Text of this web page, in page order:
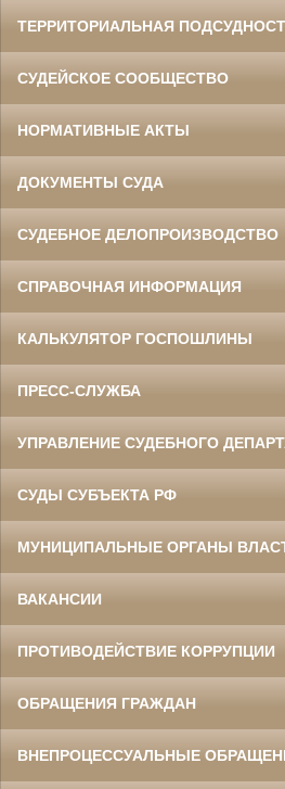
ТЕРРИТОРИАЛЬНАЯ
СУДЕЙСКОЕ СООБЩЕСТВО
НОРМАТИВНЫЕ АКТЫ
ДОКУМЕНТЫ СУДА
СУДЕБНОЕ ДЕЛОПРОИЗВОДСТВО
СПРАВОЧНАЯ ИНФОРМАЦИЯ
КАЛЬКУЛЯТОР ГОСПОШЛИНЫ
ПРЕСС-СЛУЖБА
УПРАВЛЕНИЕ СУДЕБНОГО
СУДЫ СУБЪЕКТА РФ
МУНИЦИПАЛЬНЫЕ ОРГАНЫ
ВАКАНСИИ
ПРОТИВОДЕЙСТВИЕ КОРРУПЦИИ
ОБРАЩЕНИЯ ГРАЖДАН
ВНЕПРОЦЕССУАЛЬНЫЕ